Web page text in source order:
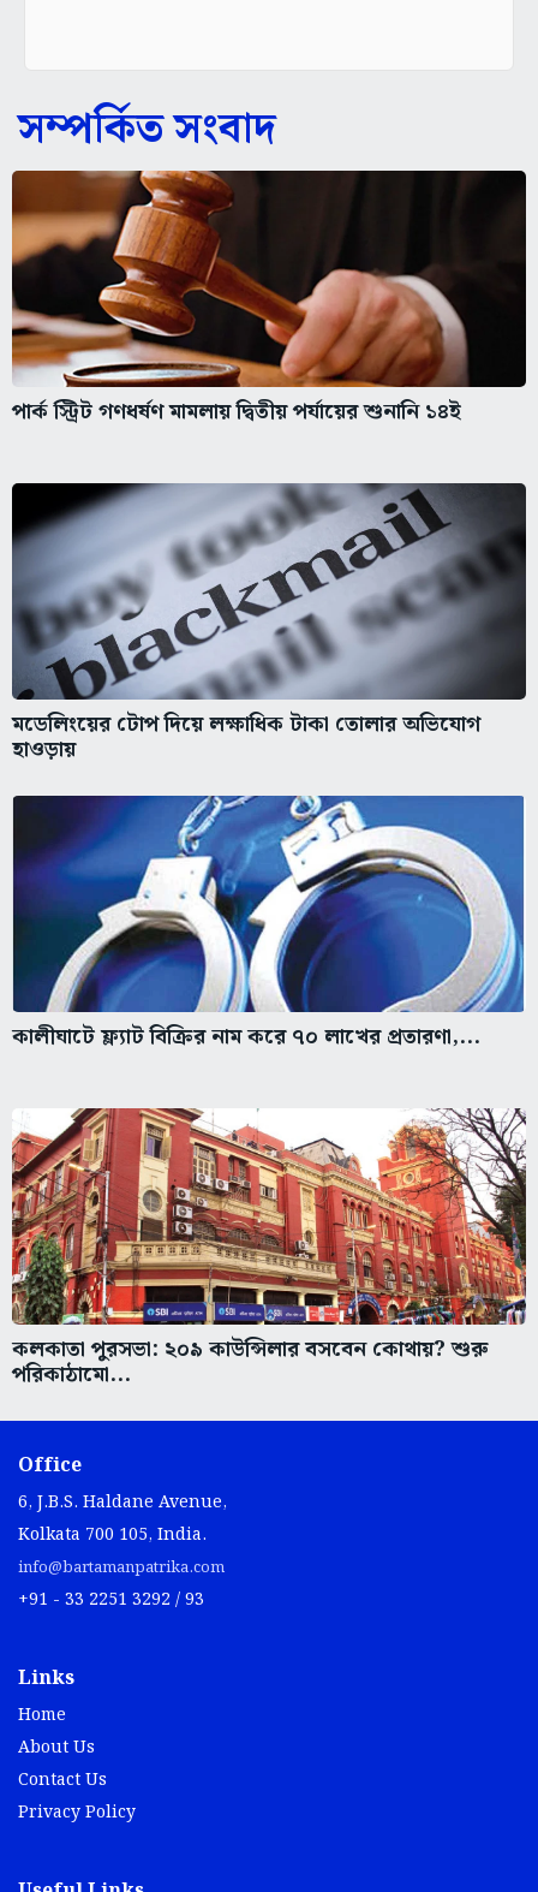
সম্পর্কিত সংবাদ
পার্ক স্ট্রিট গণধর্ষণ মামলায় দ্বিতীয় পর্যায়ের শুনানি ১৪ই
মডেলিংয়ের টোপ দিয়ে লক্ষাধিক টাকা তোলার অভিযোগ
হাওড়ায়
কালীঘাটে ফ্ল্যাট বিক্রির নাম করে ৭০ লাখের প্রতারণা,...
কলকাতা পুরসভা: ২০৯ কাউন্সিলার বসবেন কোথায়? শুরু
পরিকাঠামো...
Office
6, J.B.S. Haldane Avenue,
Kolkata 700 105, India.
info@bartamanpatrika.com
+91 - 33 2251 3292 / 93
Links
Home
About Us
Contact Us
Privacy Policy